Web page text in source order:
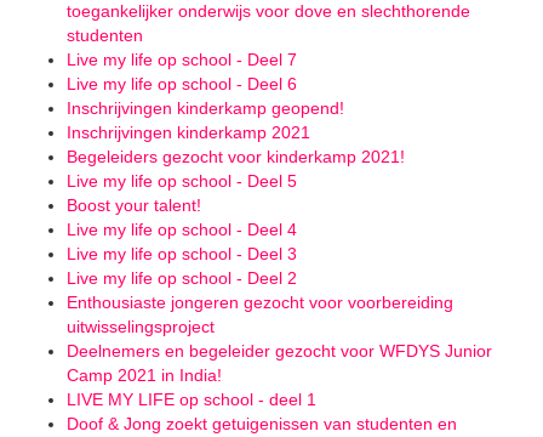
toegankelijker onderwijs voor dove en slechthorende
studenten
Live my life op school - Deel 7
Live my life op school - Deel 6
Inschrijvingen kinderkamp geopend!
Inschrijvingen kinderkamp 2021
Begeleiders gezocht voor kinderkamp 2021!
Live my life op school - Deel 5
Boost your talent!
Live my life op school - Deel 4
Live my life op school - Deel 3
Live my life op school - Deel 2
Enthousiaste jongeren gezocht voor voorbereiding
uitwisselingsproject
Deelnemers en begeleider gezocht voor WFDYS Junior
Camp 2021 in India!
LIVE MY LIFE op school - deel 1
Doof & Jong zoekt getuigenissen van studenten en